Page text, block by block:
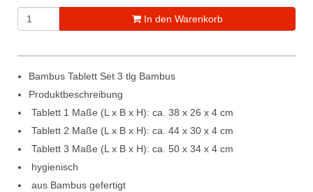
In den Warenkorb
Bambus Tablett Set 3 tlg Bambus
Produktbeschreibung
 Tablett 1 Maße (L x B x H): ca. 38 x 26 x 4 cm
 Tablett 2 Maße (L x B x H): ca. 44 x 30 x 4 cm
 Tablett 3 Maße (L x B x H): ca. 50 x 34 x 4 cm
 hygienisch
 aus Bambus gefertigt